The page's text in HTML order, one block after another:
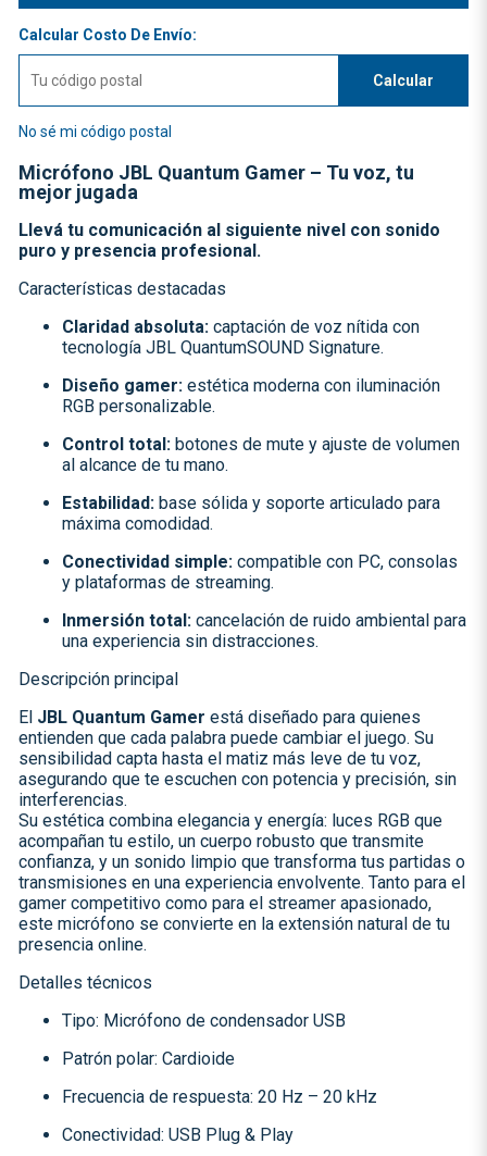
Calcular Costo De Envío:
Calcular
No sé mi código postal
Micrófono JBL Quantum Gamer – Tu voz, tu
mejor jugada
Llevá tu comunicación al siguiente nivel con sonido
puro y presencia profesional.
Características destacadas
Claridad absoluta:captación de voz nítida con
tecnología JBL QuantumSOUND Signature.
Diseño gamer:estética moderna con iluminación
RGB personalizable.
Control total:botones de mute y ajuste de volumen
al alcance de tu mano.
Estabilidad:base sólida y soporte articulado para
máxima comodidad.
Conectividad simple:compatible con PC, consolas
y plataformas de streaming.
Inmersión total:cancelación de ruido ambiental para
una experiencia sin distracciones.
Descripción principal
El JBL Quantum Gamer está diseñado para quienes
entienden que cada palabra puede cambiar el juego. Su
sensibilidad capta hasta el matiz más leve de tu voz,
asegurando que te escuchen con potencia y precisión, sin
interferencias.
Su estética combina elegancia y energía: luces RGB que
acompañan tu estilo, un cuerpo robusto que transmite
confianza, y un sonido limpio que transforma tus partidas o
transmisiones en una experiencia envolvente. Tanto para el
gamer competitivo como para el streamer apasionado,
este micrófono se convierte en la extensión natural de tu
presencia online.
Detalles técnicos
Tipo: Micrófono de condensador USB
Patrón polar: Cardioide
Frecuencia de respuesta: 20 Hz – 20 kHz
Conectividad: USB Plug & Play